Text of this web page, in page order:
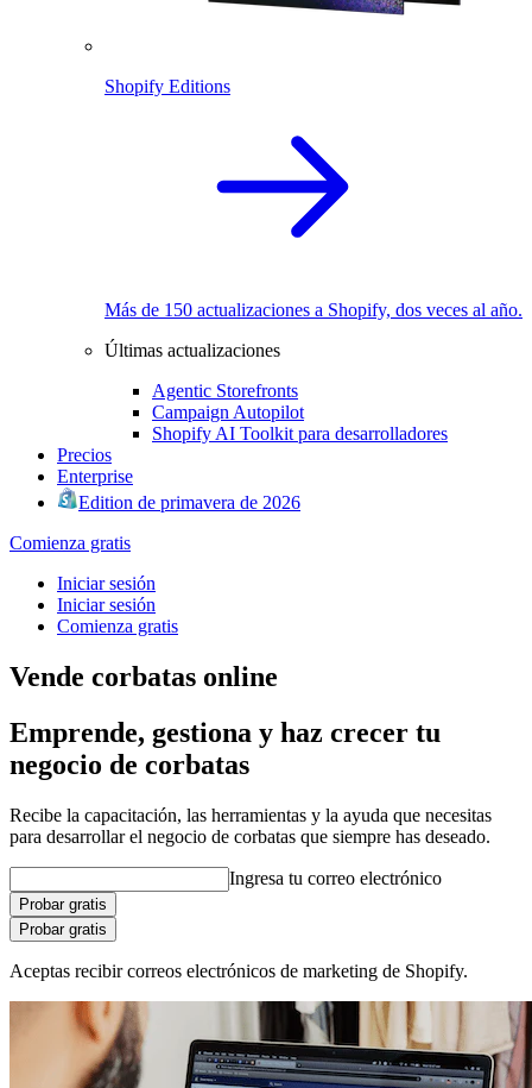
Shopify Editions
Más de 150 actualizaciones a Shopify, dos veces al año.
Últimas actualizaciones
Agentic Storefronts
Campaign Autopilot
Shopify AI Toolkit para desarrolladores
Precios
Enterprise
Edition de primavera de 2026
Comienza gratis
Iniciar sesión
Iniciar sesión
Comienza gratis
Vende corbatas online
Emprende, gestiona y haz crecer tu
negocio de corbatas
Recibe la capacitación, las herramientas y la ayuda que necesitas
para desarrollar el negocio de corbatas que siempre has deseado.
Ingresa tu correo electrónico
Probar gratis
Probar gratis
Aceptas recibir correos electrónicos de marketing de Shopify.